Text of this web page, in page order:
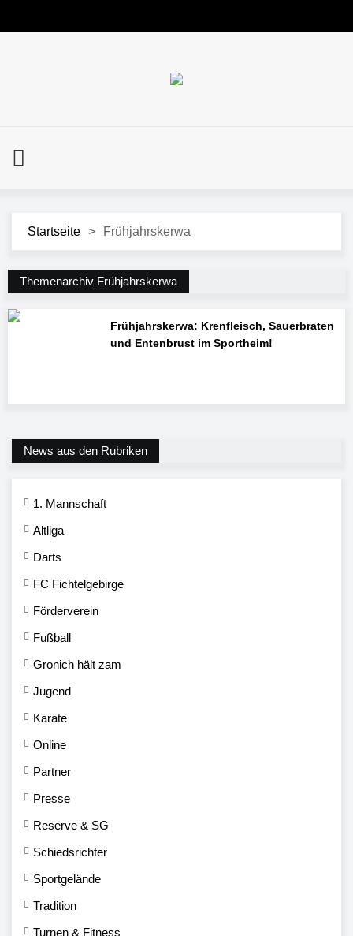
Startseite > Frühjahrskerwa
Themenarchiv Frühjahrskerwa
Frühjahrskerwa: Krenfleisch, Sauerbraten
und Entenbrust im Sportheim!
News aus den Rubriken
1. Mannschaft
Altliga
Darts
FC Fichtelgebirge
Förderverein
Fußball
Gronich hält zam
Jugend
Karate
Online
Partner
Presse
Reserve & SG
Schiedsrichter
Sportgelände
Tradition
Turnen & Fitness